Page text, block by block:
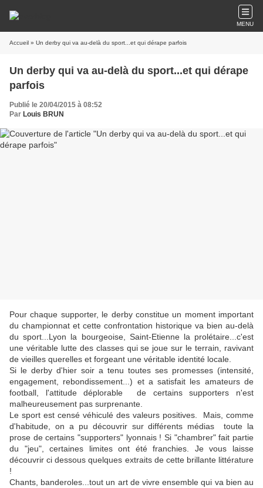
MENU
Accueil » Un derby qui va au-delà du sport...et qui dérape parfois
Un derby qui va au-delà du sport...et qui dérape
parfois
Publié le 20/04/2015 à 08:52
Par Louis BRUN
Pour chaque supporter, le derby constitue un moment important
du championnat et cette confrontation historique va bien au-delà
du sport...Lyon la bourgeoise, Saint-Etienne la prolétaire...c'est
une véritable lutte des classes qui se joue sur le terrain, ravivant
de vieilles querelles et forgeant une véritable identité locale.
Si le derby d'hier soir a tenu toutes ses promesses (intensité,
engagement, rebondissement...) et a satisfait les amateurs de
football, l'attitude déplorable de certains supporters n'est
malheureusement pas surprenante.
Le sport est censé véhiculé des valeurs positives. Mais, comme
d'habitude, on a pu découvrir sur différents médias toute la
prose de certains "supporters" lyonnais ! Si "chambrer" fait partie
du "jeu", certaines limites ont été franchies. Je vous laisse
découvrir ci dessous quelques extraits de cette brillante littérature
!
Chants, banderoles...tout un art de vivre ensemble qui va bien au